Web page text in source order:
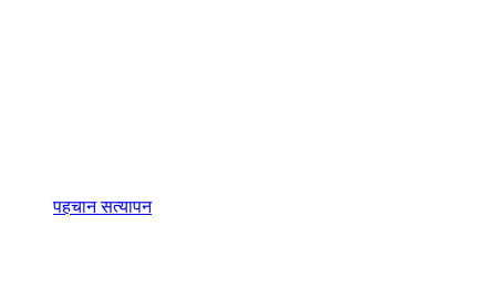
पहचान सत्यापन